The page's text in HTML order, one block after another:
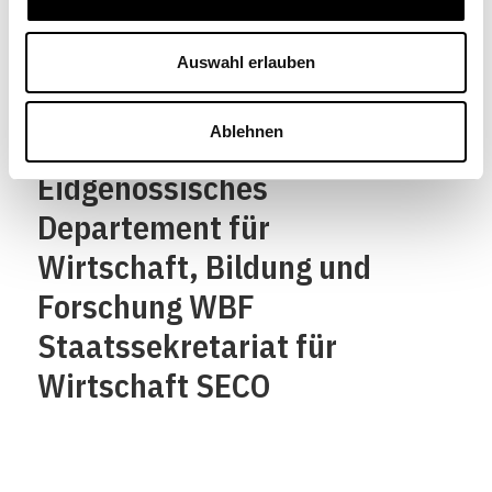
Auswahl erlauben
Ablehnen
Confédération suisse
Confederazione Svizzera
Confederaziun svizra
Eidgenössisches
Departement für
Wirtschaft, Bildung und
Forschung WBF
Staatssekretariat für
Wirtschaft SECO